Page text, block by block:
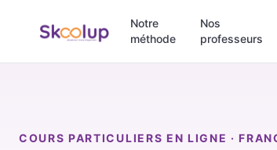
Notre
méthode
Nos
professeurs
COURS PARTICULIERS EN LIGNE ·